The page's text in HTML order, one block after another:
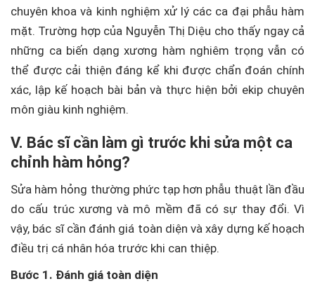
chuyên khoa và kinh nghiệm xử lý các ca đại phẫu hàm
mặt. Trường hợp của Nguyễn Thị Diệu cho thấy ngay cả
những ca biến dạng xương hàm nghiêm trọng vẫn có
thể được cải thiện đáng kể khi được chẩn đoán chính
xác, lập kế hoạch bài bản và thực hiện bởi ekip chuyên
môn giàu kinh nghiệm.
V. Bác sĩ cần làm gì trước khi sửa một ca
chỉnh hàm hỏng?
Sửa hàm hỏng thường phức tạp hơn phẫu thuật lần đầu
do cấu trúc xương và mô mềm đã có sự thay đổi. Vì
vậy, bác sĩ cần đánh giá toàn diện và xây dựng kế hoạch
điều trị cá nhân hóa trước khi can thiệp.
Bước 1. Đánh giá toàn diện